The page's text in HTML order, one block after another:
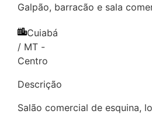
Galpão, barracão e sala
Cuiabá
/ MT -
Centro
Descrição
Salão comercial de esquina,